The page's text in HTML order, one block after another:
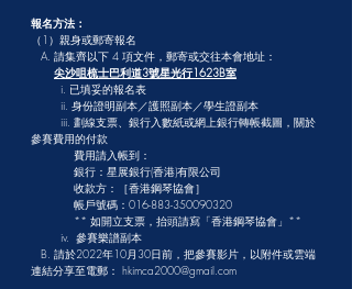
報名方法：
（1）親身或郵寄報名
A. 請集齊以下 4 項文件，郵寄或交往本會地址：
尖沙咀梳士巴利道3號星光行1623B室
i. 已填妥的報名表
ii. 身份證明副本／護照副本／學生證副本
iii. 劃線支票、銀行入數紙或網上銀行轉帳截圖，關於
參賽費用的付款
費用請入帳到：
銀行：星展銀行(香港)有限公司
收款方：［香港鋼琴協會］
帳戶號碼：016-883-350090320
** 如開立支票，抬頭請寫「香港鋼琴協會」**
iv. 參賽樂譜副本
B. 請於2022年10月30日前，把參賽影片，以附件或雲端
連結分享至電郵： hkimca2000@gmail.com